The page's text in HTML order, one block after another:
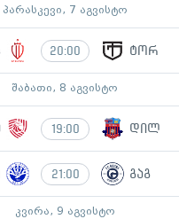
პარასკევი, 7 აგვისტო
20:00 ტორ
შაბათი, 8 აგვისტო
19:00 დილ
21:00 გაგ
კვირა, 9 აგვისტო